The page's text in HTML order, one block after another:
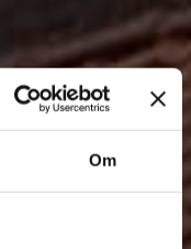
Om